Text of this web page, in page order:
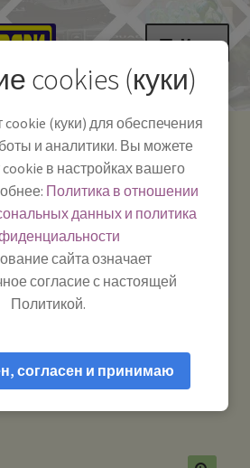
Меню
-
Телефон:+7-
391-249-1040
Тел.|WA|Telegram:
+79029904090
усиления сотового сигнала GSM /
SMA 3m (890 — 960 МГц) — Антенна
cookies (куки)
cookie (куки) для обеспечения
и аналитики. Вы можете
cookie в настройках вашего
Политика в отношении
данных и политика
сайта означает
согласие с настоящей
Политикой.
согласен и принимаю